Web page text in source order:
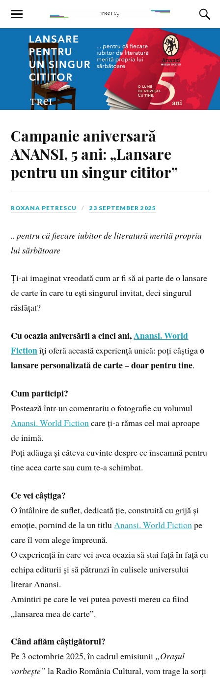
Campanie aniversară
ANANSI, 5 ani: „Lansare
pentru un singur cititor”
ROXANA PETRESCU 23 SEPTEMBER 2025
.. pentru că fiecare iubitor de literatură merită propria
lui sărbătoare
Ți-ai imaginat vreodată cum ar fi să ai parte de o lansare
de carte în care tu ești singurul invitat, deci singurul
răsfățat?
Cu ocazia aniversării a cinci ani,Anansi. World
Fictionîți oferă această experiență unică: poți câștigao
lansare personalizată de carte – doar pentru tine.
Cum participi?
Postează într-un comentariu o fotografie cu volumul
Anansi. World Fictioncare ți-a rămas cel mai aproape
de inimă.
Poți adăuga și câteva cuvinte despre ce înseamnă pentru
tine acea carte sau cum te-a schimbat.
Ce vei câștiga?
O întâlnire de suflet, dedicată ție, construită cu grijă și
emoție, pornind de la un titlu Anansi. World Fiction pe
care îl vom alege împreună.
O experiență în care vei avea ocazia să stai față în față cu
echipa editurii și să pătrunzi în culisele universului
literar Anansi.
Amintiri pe care le vei putea povesti mereu ca fiind
„lansarea mea de carte”.
Când aflăm câștigătorul?
Pe 3 octombrie 2025, în cadrul emisiunii „Orașul
vorbește” la Radio România Cultural, vom trage la sorți